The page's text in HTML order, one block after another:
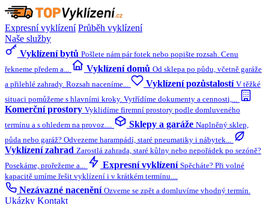
Expresní vyklízení Průběh vyklízení
Naše služby
Vyklízení bytů Pošlete nám pár fotek nebo popište rozsah. Cenu
řekneme předem a...
Vyklízení domů Od sklepa po půdu, včetně garáže
a přilehlé zahrady. Rozsah naceníme...
Vyklízení pozůstalostí V těžké
situaci pomůžeme s hlavními kroky. Vytřídíme dokumenty a cennosti,...
Komerční prostory Vyklidíme firemní prostory podle domluveného
termínu a s ohledem na provoz....
Sklepy a garáže Naplněný sklep,
půda nebo garáž? Odvezeme harampádí, staré pneumatiky i nábytek...
Vyklízení zahrad Zarostlá zahrada, staré kůlny nebo nepořádek po sezóně?
Posekáme, prořežeme a...
Expresní vyklízení Spěcháte? Při volné
kapacitě umíme řešit vyklízení i v krátkém termínu....
Nezávazné nacenění Ozveme se zpět a domluvíme vhodný termín.
Ukázky Kontakt